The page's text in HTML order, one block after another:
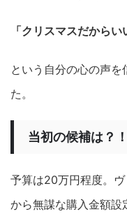
「クリスマスだからい
という自分の心の声
た。
当初の候補は？！
予算は20万円程度。
から無謀な購入金額設